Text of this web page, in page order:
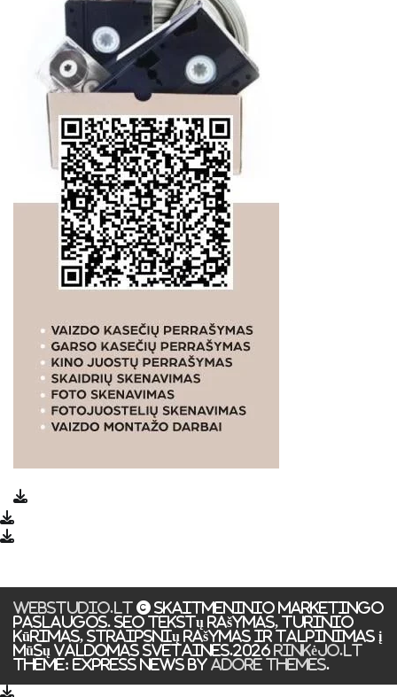
WEBSTUDIO.LT © SKAITMENINIO MARKETINGO
PASLAUGOS. SEO tekstų rašymas, turinio
kūrimas, straipsnių rašymas ir talpinimas į
mūsų valdomas svetaines.2026 Rinkėjo.LT
Theme: Express News By Adore Themes.